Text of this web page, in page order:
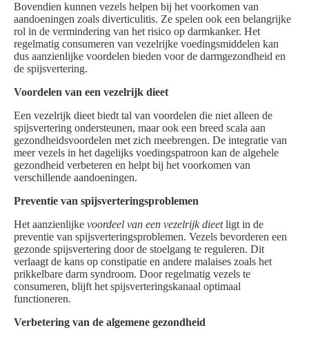
Bovendien kunnen vezels helpen bij het voorkomen van
aandoeningen zoals diverticulitis. Ze spelen ook een belangrijke
rol in de vermindering van het risico op darmkanker. Het
regelmatig consumeren van vezelrijke voedingsmiddelen kan
dus aanzienlijke voordelen bieden voor de darmgezondheid en
de spijsvertering.
Voordelen van een vezelrijk dieet
Een vezelrijk dieet biedt tal van voordelen die niet alleen de
spijsvertering ondersteunen, maar ook een breed scala aan
gezondheidsvoordelen met zich meebrengen. De integratie van
meer vezels in het dagelijks voedingspatroon kan de algehele
gezondheid verbeteren en helpt bij het voorkomen van
verschillende aandoeningen.
Preventie van spijsverteringsproblemen
Het aanzienlijke voordeel van een vezelrijk dieetligt in de
preventie van spijsverteringsproblemen. Vezels bevorderen een
gezonde spijsvertering door de stoelgang te reguleren. Dit
verlaagt de kans op constipatie en andere malaises zoals het
prikkelbare darm syndroom. Door regelmatig vezels te
consumeren, blijft het spijsverteringskanaal optimaal
functioneren.
Verbetering van de algemene gezondheid